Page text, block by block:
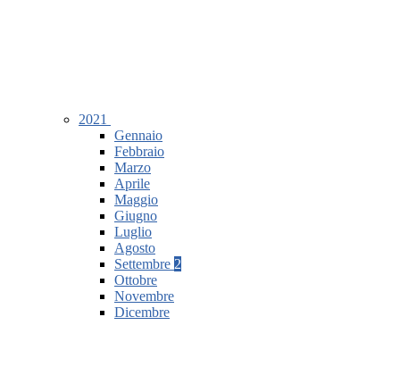
2021
Gennaio
Febbraio
Marzo
Aprile
Maggio
Giugno
Luglio
Agosto
Settembre 2
Ottobre
Novembre
Dicembre